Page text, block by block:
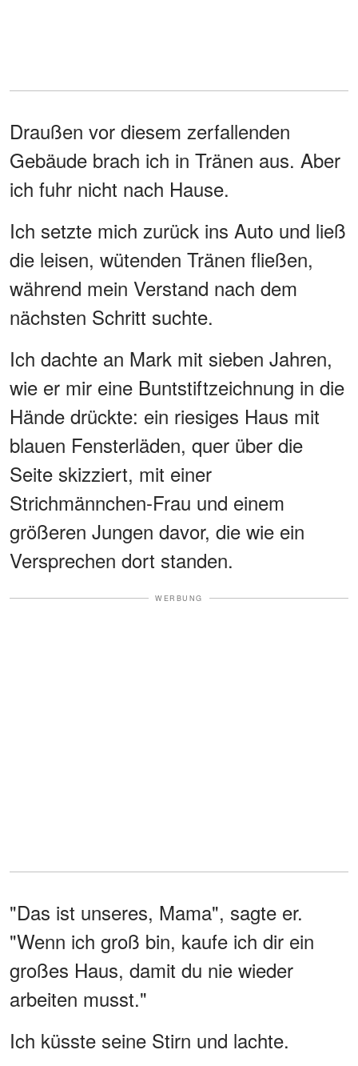
Draußen vor diesem zerfallenden
Gebäude brach ich in Tränen aus. Aber
ich fuhr nicht nach Hause.
Ich setzte mich zurück ins Auto und ließ
die leisen, wütenden Tränen fließen,
während mein Verstand nach dem
nächsten Schritt suchte.
Ich dachte an Mark mit sieben Jahren,
wie er mir eine Buntstiftzeichnung in die
Hände drückte: ein riesiges Haus mit
blauen Fensterläden, quer über die
Seite skizziert, mit einer
Strichmännchen-Frau und einem
größeren Jungen davor, die wie ein
Versprechen dort standen.
WERBUNG
"Das ist unseres, Mama", sagte er.
"Wenn ich groß bin, kaufe ich dir ein
großes Haus, damit du nie wieder
arbeiten musst."
Ich küsste seine Stirn und lachte.